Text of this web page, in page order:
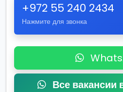
+972 55 240 2434
Нажмите для звонка
Все